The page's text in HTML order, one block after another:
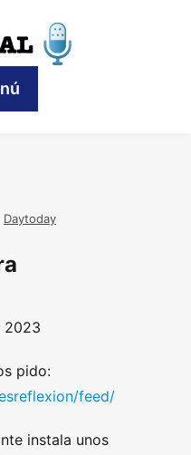
Daytoday
2023
pido:
feed/
instala unos